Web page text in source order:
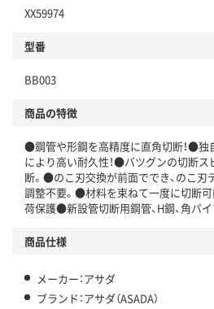
XX59974
型番
BB003
商品の特徴
●鋼管や形鋼を高精度に直角切断！●独
により高い耐久性！●バツグンの切断
断。●のこ刃交換が前面ででき、のこ刃
調整不要。●材料を束ねて一度に切断
荷保護●新設管切断用鋼管、H鋼、角パイ
商品仕様
メーカー：アサダ
ブランド：アサダ（ASADA）